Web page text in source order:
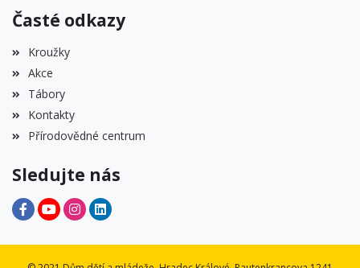
Časté odkazy
Kroužky
Akce
Tábory
Kontakty
Přírodovědné centrum
Sledujte nás